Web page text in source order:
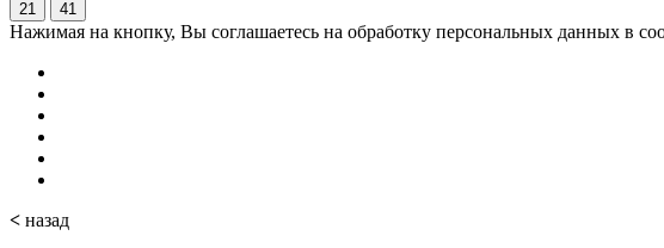
21 41
Нажимая на кнопку, Вы соглашаетесь на обработку персональных данных в
< назад